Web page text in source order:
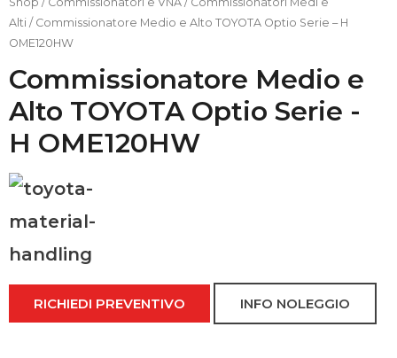
Alti / Commissionatore Medio e Alto TOYOTA Optio Serie – H
OME120HW
Commissionatore Medio e
Alto TOYOTA Optio Serie -
H OME120HW
o
t
RICHIEDI PREVENTIVO INFO NOLEGGIO